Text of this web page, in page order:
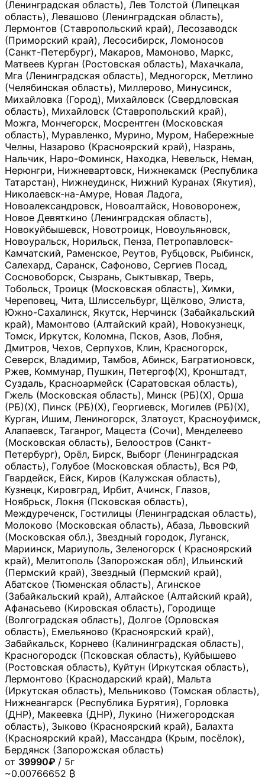
(Ленинградская область), Лев Толстой (Липецкая
область), Левашово (Ленинградская область),
Лермонтов (Ставропольский край), Лесозаводск
(Приморский край), Лесосибирск, Ломоносов
(Санкт-Петербург), Макаров, Мамоново, Маркс,
Матвеев Курган (Ростовская область), Махачкала,
Мга (Ленинградская область), Медногорск, Метлино
(Челябинская область), Миллерово, Минусинск,
Михайловка (Город), Михайловск (Свердловская
область), Михайловск (Ставропольский край),
Можга, Мончегорск, Мосрентген (Московская
область), Муравленко, Мурино, Муром, Набережные
Челны, Назарово (Красноярский край), Назрань,
Нальчик, Наро-Фоминск, Находка, Невельск, Неман,
Нерюнгри, Нижневартовск, Нижнекамск (Республика
Татарстан), Нижнеудинск, Нижний Куранах (Якутия),
Николаевск-на-Амуре, Новая Ладога,
Новоалександровск, Новоалтайск, Нововоронеж,
Новое Девяткино (Ленинградская область),
Новокуйбышевск, Новотроицк, Новоульяновск,
Новоуральск, Норильск, Пенза, Петропавловск-
Камчатский, Раменское, Реутов, Рубцовск, Рыбинск,
Салехард, Саранск, Сафоново, Сергиев Посад,
Сосновоборск, Сызрань, Сыктывкар, Тверь,
Тобольск, Троицк (Московская область), Химки,
Череповец, Чита, Шлиссельбург, Щёлково, Элиста,
Южно-Сахалинск, Якутск, Нерчинск (Забайкальский
край), Мамонтово (Алтайский край), Новокузнецк,
Томск, Иркутск, Коломна, Псков, Азов, Лобня,
Дмитров, Чехов, Серпухов, Клин, Красногорск,
Северск, Владимир, Тамбов, Абинск, Багратионовск,
Ржев, Коммунар, Пушкин, Петергоф(Х), Кронштадт,
Суздаль, Красноармейск (Саратовская область),
Гжель (Московская область), Минск (РБ)(Х), Орша
(РБ)(Х), Пинск (РБ)(Х), Георгиевск, Могилев (РБ)(Х),
Курган, Ишим, Лениногорск, Златоуст, Красноуфимск,
Алапаевск, Таганрог, Мацеста (Сочи), Менделеево
(Московская область), Белоостров (Санкт-
Петербург), Орёл, Бирск, Выборг (Ленинградская
область), Голубое (Московская область), Вся РФ,
Гвардейск, Ейск, Киров (Калужская область),
Кузнецк, Кировград, Ирбит, Ачинск, Глазов,
Ноябрьск, Локня (Псковская область),
Междуреченск, Гостилицы (Ленинградская область),
Молоково (Московская область), Абаза, Львовский
(Московская обл.), Звездный городок, Луганск,
Мариинск, Мариуполь, Зеленогорск ( Красноярский
край), Мелитополь (Запорожская обл), Ильинский
(Пермский край), Звездный (Пермский край),
Абатское (Тюменская область), Агинское
(Забайкальский край), Алтайское (Алтайский край),
Афанасьево (Кировская область), Городище
(Волгоградская область), Долгое (Орловская
область), Емельяново (Красноярский край),
Забайкальск, Корнево (Калининградская область),
Красногородск (Псковская область), Куйбышево
(Ростовская область), Куйтун (Иркутская область),
Лермонтово (Краснодарский край), Мальта
(Иркутская область), Мельниково (Томская область),
Нижнеангарск (Республика Бурятия), Горловка
(ДНР), Макеевка (ДНР), Лукино (Нижегородская
область), Зыково (Красноярский край), Балахта
(Красноярский край), Массандра (Крым, посёлок),
Бердянск (Запорожская область)
от 39990₽ / 5г
~0.00766652 ₿